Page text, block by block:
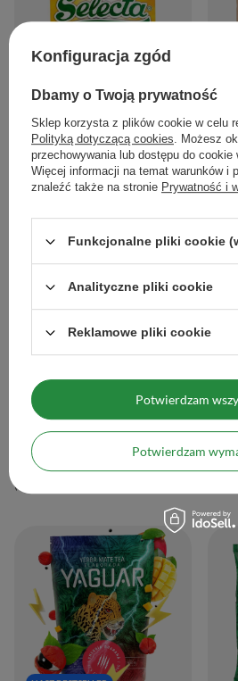
PROMOCJA
Selecta Energy con Guarana 0,5kg
16,79 zł / szt.
(33,58 zł / kg)
Najniższa cena z 30 dni przed
Soul
Taragui Energia 0,5kg
29,99 zł / szt.
(59,98 zł / kg
Konfiguracja zgód
Dbamy o Twoją prywatność
Sklep korzysta z plików cookie w celu
Polityką dotyczącą cookies. Możesz
przechowywania lub dostępu do cookie
Więcej informacji na temat warunków i
znaleźć także na stronie Prywatność i
Funkcjonalne pliki cookie
Analityczne pliki cookie
Reklamowe pliki cookie
Potwierdzam
Potwierdzam